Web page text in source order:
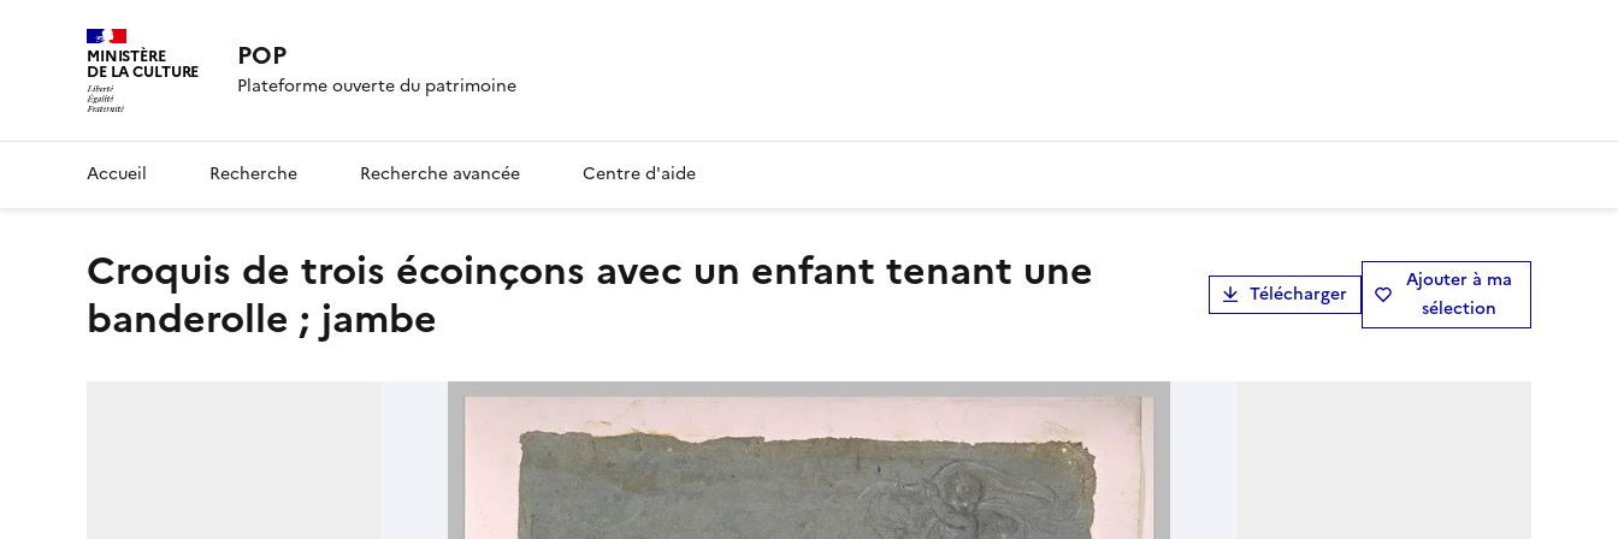
MINISTÈRE
DE LA CULTURE POP
Plateforme ouverte du patrimoine
Accueil Recherche Recherche avancée Centre d'aide
Croquis de trois écoinçons avec un enfant tenant une
banderolle ; jambe
Télécharger
Ajouter à ma
sélection